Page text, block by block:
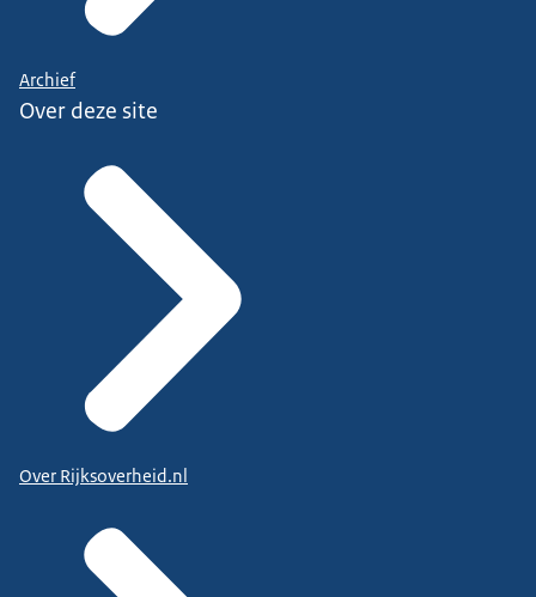
Archief
Over deze site
Over Rijksoverheid.nl